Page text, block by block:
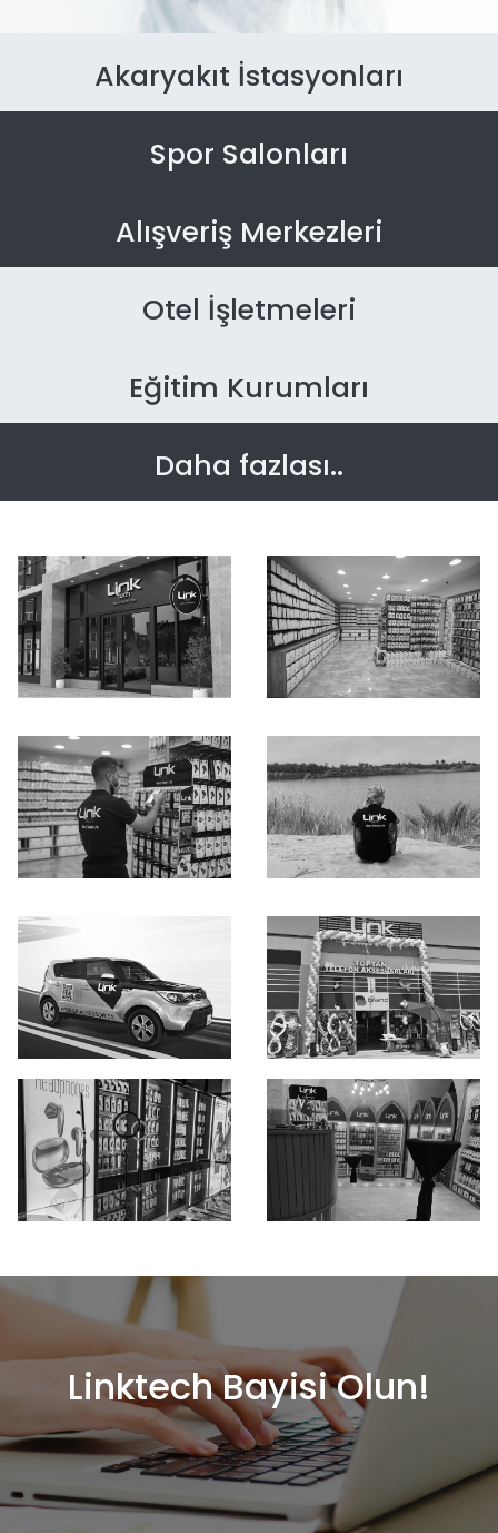
Akaryakıt İstasyonları
Spor Salonları
Alışveriş Merkezleri
Otel İşletmeleri
Eğitim Kurumları
Daha fazlası..
Linktech Bayisi Olun!